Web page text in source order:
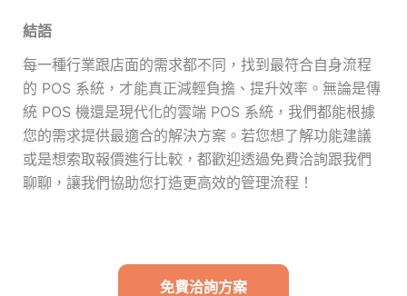
結語
每一種行業跟店面的需求都不同，找到最符合自身流程
的 POS 系統，才能真正減輕負擔、提升效率。無論是傳
統 POS 機還是現代化的雲端 POS 系統，我們都能根據
您的需求提供最適合的解決方案。若您想了解功能建議
或是想索取報價進行比較，都歡迎透過免費洽詢跟我們
聊聊，讓我們協助您打造更高效的管理流程！
免費洽詢方案